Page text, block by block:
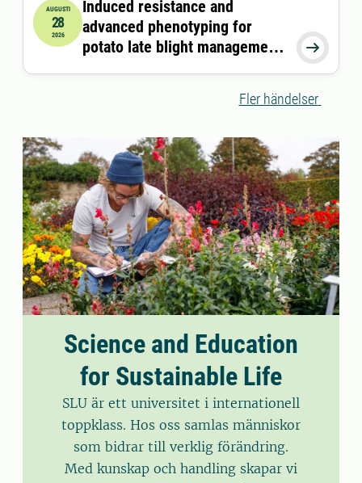
2026-08-28 13:00:00
AUGUSTI
28
2026

Induced resistance and
advanced phenotyping for
potato late blight management
Fler händelser
Science and Education
for Sustainable Life
SLU är ett universitet i internationell
toppklass. Hos oss samlas människor
som bidrar till verklig förändring.
Med kunskap och handling skapar vi